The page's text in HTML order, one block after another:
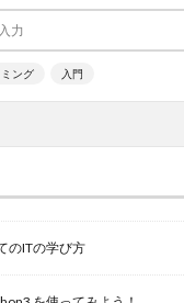
ング 入門
のITの学び方